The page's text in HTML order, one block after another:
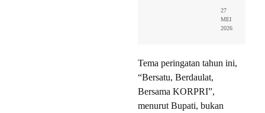
27
MEI
2026
Tema peringatan tahun ini,
“Bersatu, Berdaulat,
Bersama KORPRI”,
menurut Bupati, bukan